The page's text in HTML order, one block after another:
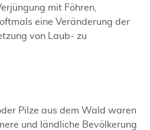
mit Föhren,
eine Veränderung der
von Laub- zu
Pilze aus dem Wald waren
und ländliche Bevölkerung